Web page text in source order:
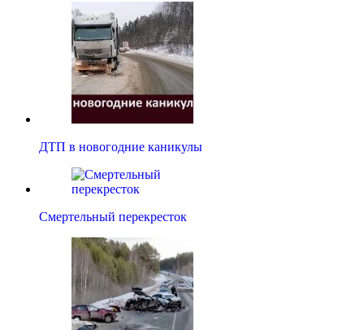
ДТП в новогодние каникулы
Смертельный перекресток